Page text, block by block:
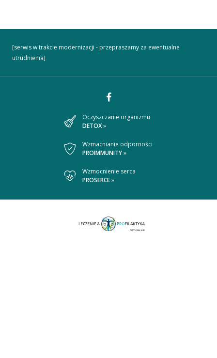
[serwis w trakcie modernizacji - przepraszamy za ewentualne
utrudnienia]
Dołącz
nas
Facebooku
Oczyszczanie organizmu
DETOX»
Wzmacnianie odporności
PROIMMUNITY»
Wzmocnienie serca
PROSERCE»